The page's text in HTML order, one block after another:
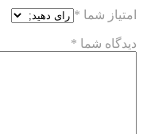
امتیاز شما *
دیدگاه شما *